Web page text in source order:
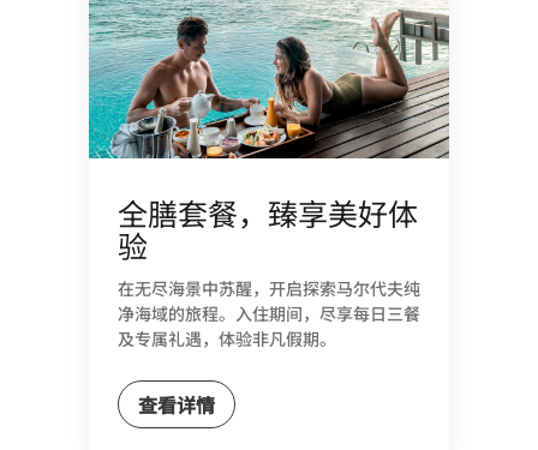
全膳套餐，臻享美好体
验
在无尽海景中苏醒，开启探索马尔代夫纯
净海域的旅程。入住期间，尽享每日三餐
及专属礼遇，体验非凡假期。
查看详情